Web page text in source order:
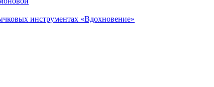
инструментах «Вдохновение»